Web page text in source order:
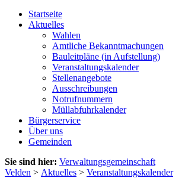
Startseite
Aktuelles
Wahlen
Amtliche Bekanntmachungen
Bauleitpläne (in Aufstellung)
Veranstaltungskalender
Stellenangebote
Ausschreibungen
Notrufnummern
Müllabfuhrkalender
Bürgerservice
Über uns
Gemeinden
Sie sind hier: Verwaltungsgemeinschaft
Velden > Aktuelles > Veranstaltungskalender